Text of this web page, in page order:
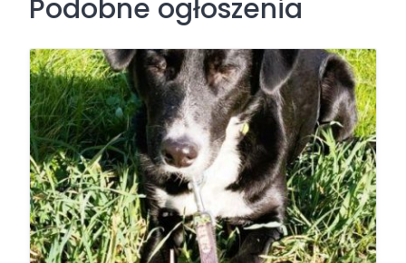
Podobne ogłoszenia